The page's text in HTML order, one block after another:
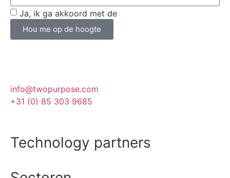
Ja, ik ga akkoord met de
Hou me op de hoogte
info@twopurpose.com
+31 (0) 85 303 9685
Technology partners
Salesforce Vera Solutions